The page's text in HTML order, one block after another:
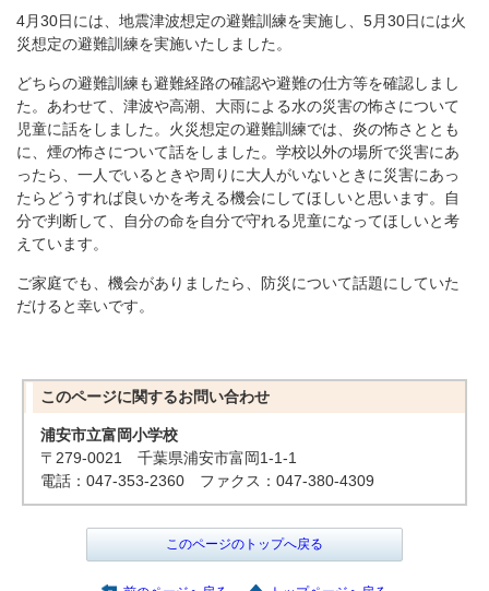
4月30日には、地震津波想定の避難訓練を実施し、5月30日には火
災想定の避難訓練を実施いたしました。
どちらの避難訓練も避難経路の確認や避難の仕方等を確認しまし
た。あわせて、津波や高潮、大雨による水の災害の怖さについて
児童に話をしました。火災想定の避難訓練では、炎の怖さととも
に、煙の怖さについて話をしました。学校以外の場所で災害にあ
ったら、一人でいるときや周りに大人がいないときに災害にあっ
たらどうすれば良いかを考える機会にしてほしいと思います。自
分で判断して、自分の命を自分で守れる児童になってほしいと考
えています。
ご家庭でも、機会がありましたら、防災について話題にしていた
だけると幸いです。
このページに関するお問い合わせ
浦安市立富岡小学校
〒279-0021 千葉県浦安市富岡1-1-1
電話：047-353-2360 ファクス：047-380-4309
このページのトップへ戻る